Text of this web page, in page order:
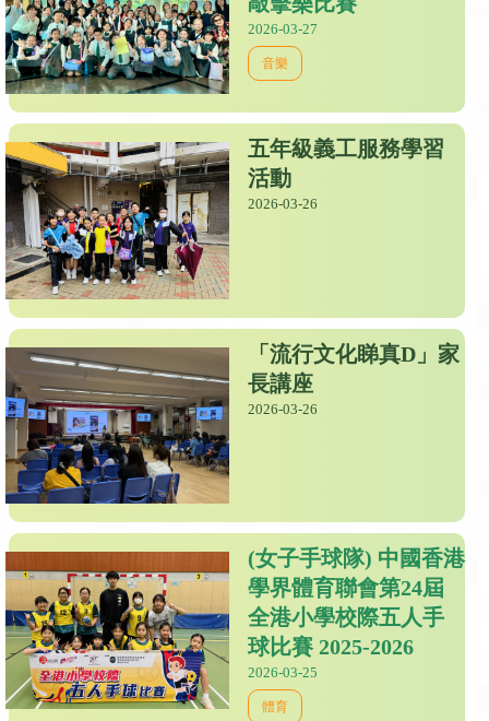
2026-03-27
音樂
五年級義工服務學習
活動
2026-03-26
「流行文化睇真D」家
長講座
2026-03-26
(女子手球隊) 中國香港
學界體育聯會第24屆
全港小學校際五人手
球比賽 2025-2026
2026-03-25
體育